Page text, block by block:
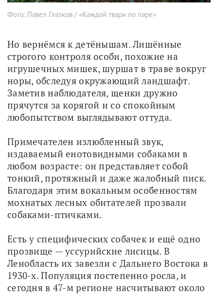
Фото: Павел Глазков / «Каждой твари по паре»
Но вернёмся к детёнышам. Лишённые
строгого контроля особи, похожие на
игрушечных мишек, шуршат в траве вокруг
норы, обследуя окружающий ландшафт.
Заметив наблюдателя, щенки дружно
прячутся за корягой и со спокойным
любопытством выглядывают оттуда.
Примечателен излюбленный звук,
издаваемый енотовидными собаками в
любом возрасте: он представляет собой
тонкий, протяжный и даже жалобный писк.
Благодаря этим вокальным особенностям
мохнатых лесных обитателей прозвали
собаками-птичками.
Есть у специфических собачек и ещё одно
прозвище — уссурийские лисицы. В
Ленобласть их завезли с Дальнего Востока в
1930-х. Популяция постепенно росла, и
сегодня в 47-м регионе насчитывают около